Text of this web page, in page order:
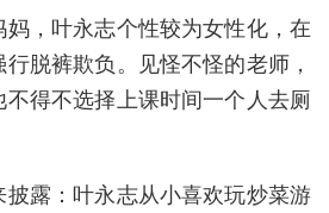
，叶永志个性较为女性化，在
脱裤欺负。见怪不怪的老师，
得不选择上课时间一个人去厕
露：叶永志从小喜欢玩炒菜游